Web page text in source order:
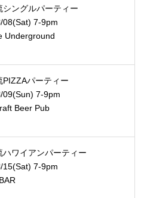
シングルパーティー
08(Sat) 7-9pm
Underground
PIZZAパーティー
09(Sun) 7-9pm
Beer Pub
ハワイアンパーティー
15(Sat) 7-9pm